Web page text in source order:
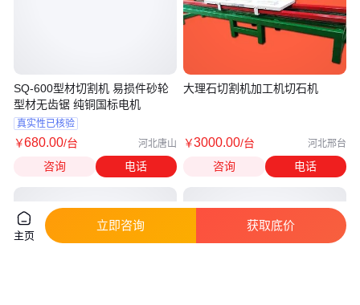
SQ-600型材切割机 易损件砂轮
型材无齿锯 纯铜国标电机
真实性已核验
￥680.00/台 河北唐山
咨询 电话
大理石切割机加工机切石机
￥3000.00/台 河北邢台
咨询 电话
主页
立即咨询 获取底价